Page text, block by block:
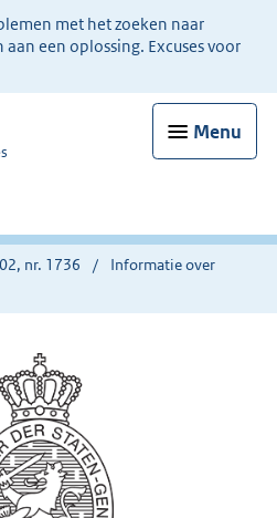
met het zoeken naar
een oplossing. Excuses voor
Menu
nr. 1736
Informatie over